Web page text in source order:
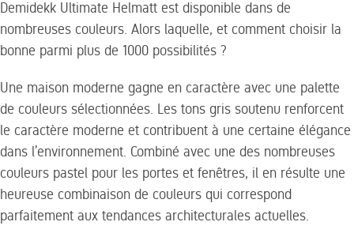
Demidekk Ultimate Helmatt est disponible dans de
nombreuses couleurs. Alors laquelle, et comment choisir la
bonne parmi plus de 1000 possibilités ?
Une maison moderne gagne en caractère avec une palette
de couleurs sélectionnées. Les tons gris soutenu renforcent
le caractère moderne et contribuent à une certaine élégance
dans l’environnement. Combiné avec une des nombreuses
couleurs pastel pour les portes et fenêtres, il en résulte une
heureuse combinaison de couleurs qui correspond
parfaitement aux tendances architecturales actuelles.